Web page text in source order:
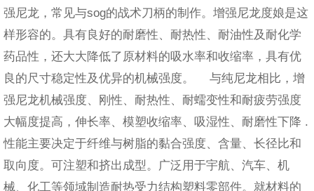
强尼龙，常见与sog的战术刀柄的制作。增强尼龙度娘是这
样形容的。具有良好的耐磨性、耐热性、耐油性及耐化学
药品性，还大大降低了原材料的吸水率和收缩率，具有优
良的尺寸稳定性及优异的机械强度。 与纯尼龙相比，增
强尼龙机械强度、刚性、耐热性、耐蠕变性和耐疲劳强度
大幅度提高，伸长率、模塑收缩率、吸湿性、耐磨性下降 .
性能主要决定于纤维与树脂的黏合强度、含量、长径比和
取向度。可注塑和挤出成型。广泛用于宇航、汽车、机
械、化工等领域制造耐热受力结构塑料零部件。就材料的